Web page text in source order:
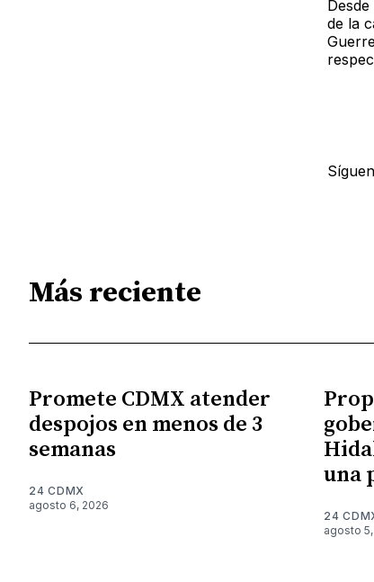
de la
Más reciente
Promete CDMX atender
despojos en menos de 3
semanas
24 CDMX
agosto 6, 2026
una
24
agosto